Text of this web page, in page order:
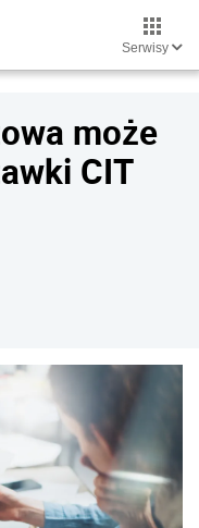
Serwisy
może
CIT